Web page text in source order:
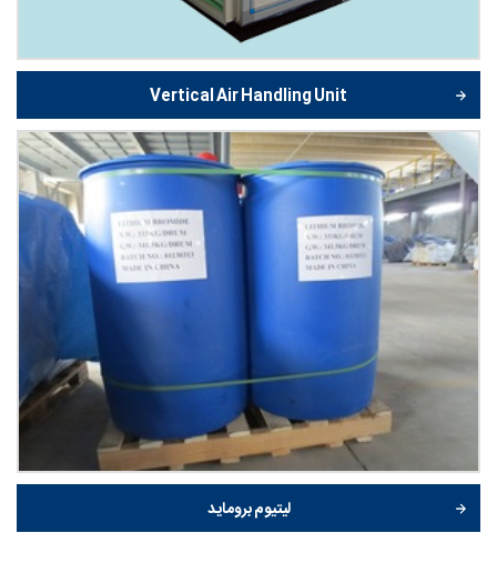
Vertical Air Handling Unit
لیتیوم بروماید